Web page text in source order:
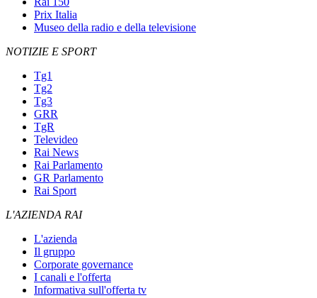
Prix Italia
Museo della radio e della televisione
NOTIZIE E SPORT
Tg1
Tg2
Tg3
GRR
TgR
Televideo
Rai News
Rai Parlamento
GR Parlamento
Rai Sport
L'AZIENDA RAI
L'azienda
Il gruppo
Corporate governance
I canali e l'offerta
Informativa sull'offerta tv